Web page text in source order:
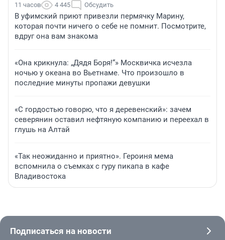
11 часов 4 445 Обсудить
В уфимский приют привезли пермячку Марину,
которая почти ничего о себе не помнит. Посмотрите,
вдруг она вам знакома
«Она крикнула: „Дядя Боря!“» Москвичка исчезла
ночью у океана во Вьетнаме. Что произошло в
последние минуты пропажи девушки
«С гордостью говорю, что я деревенский»: зачем
северянин оставил нефтяную компанию и переехал в
глушь на Алтай
«Так неожиданно и приятно». Героиня мема
вспомнила о съемках с гуру пикапа в кафе
Владивостока
Подписаться на новости